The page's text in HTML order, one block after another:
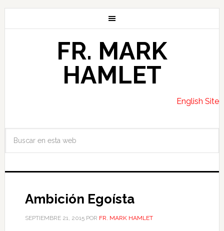
FR. MARK
HAMLET
English Site
Ambición Egoísta
SEPTIEMBRE 21, 2015POR FR. MARK HAMLET